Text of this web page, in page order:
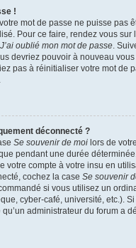
!
mot de passe ne puisse pas
Pour ce faire, rendez vous sur
J’ai oublié mon mot de passe.
devriez pouvoir à nouveau vous
pas à réinitialiser votre mot de
déconnecté ?
Se souvenir de moi lors de
pendant une durée
votre compte à votre insu en
cochez la case Se souvenir
si vous utilisez un
cyber-café, université, etc.).
administrateur du forum a